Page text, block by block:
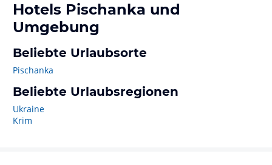
Hotels Pischanka und
Umgebung
Beliebte Urlaubsorte
Pischanka
Beliebte Urlaubsregionen
Ukraine
Krim